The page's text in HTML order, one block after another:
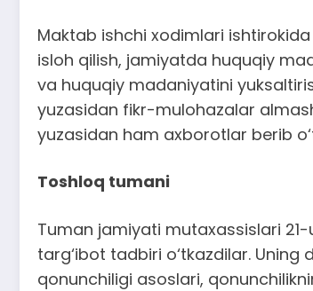
Maktab ishchi xodimlari
isloh qilish, jamiyatda huquqiy
va huquqiy madaniyatini
yuzasidan fikr-mulohazalar
yuzasidan ham axborotlar berib
Toshloq tumani
Tuman jamiyati mutaxassislari
targ‘ibot tadbiri o‘tkazdilar.
qonunchiligi asoslari,